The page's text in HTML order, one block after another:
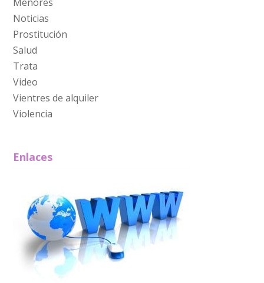
Noticias
Prostitución
Salud
Trata
Video
Vientres de alquiler
Violencia
Enlaces